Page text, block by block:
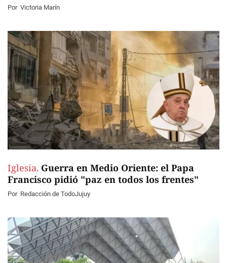
Por Victoria Marín
Iglesia. Guerra en Medio Oriente: el Papa
Francisco pidió "paz en todos los frentes"
Por Redacción de TodoJujuy